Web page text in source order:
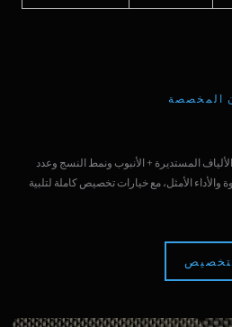
المخصصة
المستديرة + الأنبوب ونمط النسج وعدد
الأمثل، مع خيارات تخصيص كاملة لتلبية